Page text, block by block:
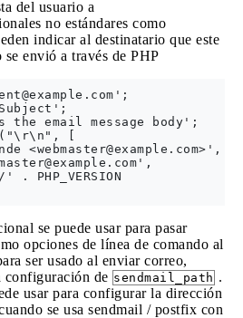
del usuario a
no estándares como
indicar al destinatario que este
envió a través de PHP
';             //
Subject';                     //
the email message body';
[
<
webmaster@example.com>',
',
' . PHP_VERSION
se puede usar para pasar
opciones de línea de comando al
ser usado al enviar correo,
de sendmail_path .
usar para configurar la dirección
se usa sendmail / postfix con